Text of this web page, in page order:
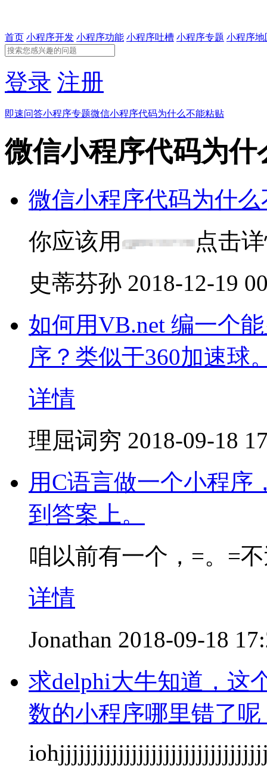
首页 小程序开发 小程序功能 小程序吐槽 小程序专题 小程序地
登录 注册
即速问答小程序专题微信小程序代码为什么不能粘贴
微信小程序代码为什
微信小程序代码为什
你应该用
点击
史蒂芬孙 2018-12-19
如何用VB.net 编一个
序？类似于360加速球
详情
理屈词穷 2018-09-18
用C语言做一个小程序
到答案上。
咱以前有一个，=。=
详情
Jonathan 2018-09-18
求delphi大牛知道，这
数的小程序哪里错了呢